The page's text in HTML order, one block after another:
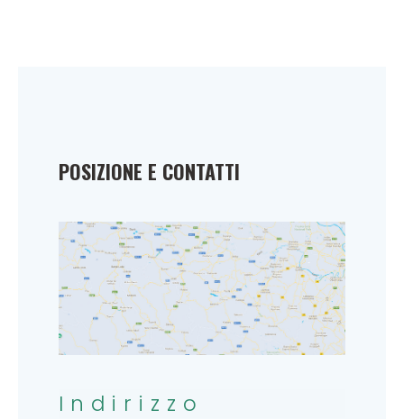
POSIZIONE E CONTATTI
Indirizzo